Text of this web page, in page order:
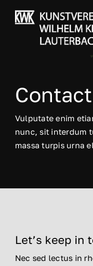
Der Maler
Die Galerie
Vulputate enim
nunc, sit interdum
massa turpis urna
Let’s keep in
Nec sed lectus in